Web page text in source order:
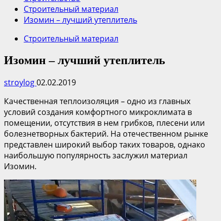
Строительный материал
Изомин – лучший утеплитель
Строительный материал
Изомин – лучший утеплитель
stroylog02.02.2019
Качественная теплоизоляция – одно из главных
условий создания комфортного микроклимата в
помещении, отсутствия в нем грибков, плесени или
болезнетворных бактерий. На отечественном рынке
представлен широкий выбор таких товаров, однако
наибольшую популярность заслужил материал
Изомин.